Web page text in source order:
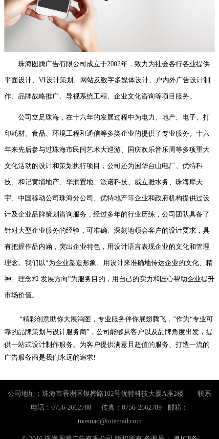
珠海图腾广告有限公司成立于2002年，致力为社会各行各业提供
平面设计、VI设计策划、网站及数字多媒体设计、户内外广告设计制
作、品牌战略推广、导视系统工程、企业文化咨询等项目服务。
公司立足珠海，在十六年的发展过程中为电力、地产、电子、打
印耗材、食品、环境工程和通信等多类企业的提供了专业服务。十六
年来先后参与过珠海市民间艺术大巡游、国庆欢乐音乐周等多项重大
文化活动的设计和策划执行项目，公司还为国华台山电厂、优特科
技、和记黄埔地产、华润置地、派诺科技、威立雅水务、珠海摩天
宇、中国移动公司珠海分公司、优特地产等企业和政府机构提供过设
计及企业品牌策划咨询服务，经过多年的行业历练，公司团队具备了
针对大型企业服务的经验，可准确、深刻地领会客户的设计要求，具
有把握作品内涵，突出企业特色，用设计语言表现企业的文化和管理
理念。我们以“为企业塑造形象、用设计来准确地传达企业的文化、精
神、理念和 发展方向”为服务目的，用自己的实力和匠心帮助企业提升
市场价值。
“精彩创意助你大展鸿图，专业服务伴你展翅腾飞，”作为“专业可
靠的品牌策划与设计服务商”，公司能够从客户以及品牌角度出发，提
供一站式设计制作服务。为客户提供满意且超值的服务、打造一流的
广告服务商是我们永远的追求!
公司地址：珠海市香洲区银桦路102号优特科技大厦A座2楼 联系
电话：0756-2662788 传真：0756-2662789 邮箱：
totemad@totemad.com